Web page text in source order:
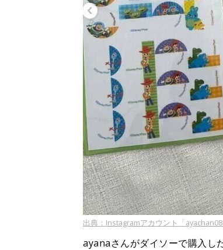
出典：Instagramアカウント「
ayanaさんがダイソーで購入し